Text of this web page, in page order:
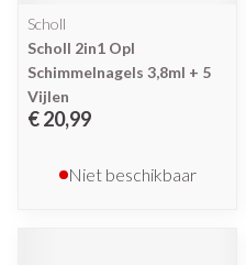
Scholl
Scholl 2in1 Opl
Schimmelnagels 3,8ml + 5
Vijlen
€ 20,99
Niet beschikbaar